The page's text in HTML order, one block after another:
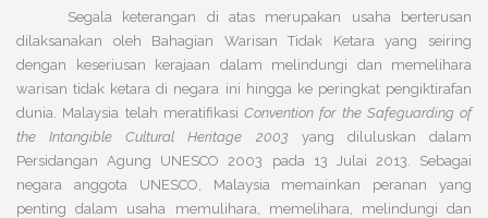
Segala keterangan di atas merupakan usaha berterusan
dilaksanakan oleh Bahagian Warisan Tidak Ketara yang seiring
dengan keseriusan kerajaan dalam melindungi dan memelihara
warisan tidak ketara di negara ini hingga ke peringkat pengiktirafan
dunia. Malaysia telah meratifikasi Convention for the Safeguarding of
the Intangible Cultural Heritage 2003 yang diluluskan dalam
Persidangan Agung UNESCO 2003 pada 13 Julai 2013. Sebagai
negara anggota UNESCO, Malaysia memainkan peranan yang
penting dalam usaha memulihara, memelihara, melindungi dan